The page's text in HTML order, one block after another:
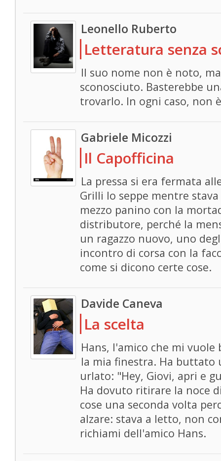
Leonello Ruberto
Letteratura senza
Il suo nome non è noto,
sconosciuto. Basterebbe
trovarlo. In ogni caso, non
Gabriele Micozzi
Il Capofficina
La pressa si era fermata
Grilli lo seppe mentre
mezzo panino con la
distributore, perché la
un ragazzo nuovo, uno
incontro di corsa con la
come si dicono certe cose.
Davide Caneva
La scelta
Hans, l'amico che mi
la mia finestra. Ha buttato
urlato: "Hey, Giovi, apri e
Ha dovuto ritirare la noce
cose una seconda volta
alzare: stava a letto, non
richiami dell'amico Hans.